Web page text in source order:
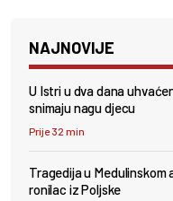
NAJNOVIJE
U Istri u dva dana
snimaju nagu djecu
Prije 32 min
Tragedija u
ronilac iz Poljske